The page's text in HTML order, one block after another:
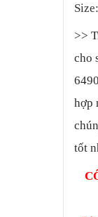
>>
cho
hợp
tốt